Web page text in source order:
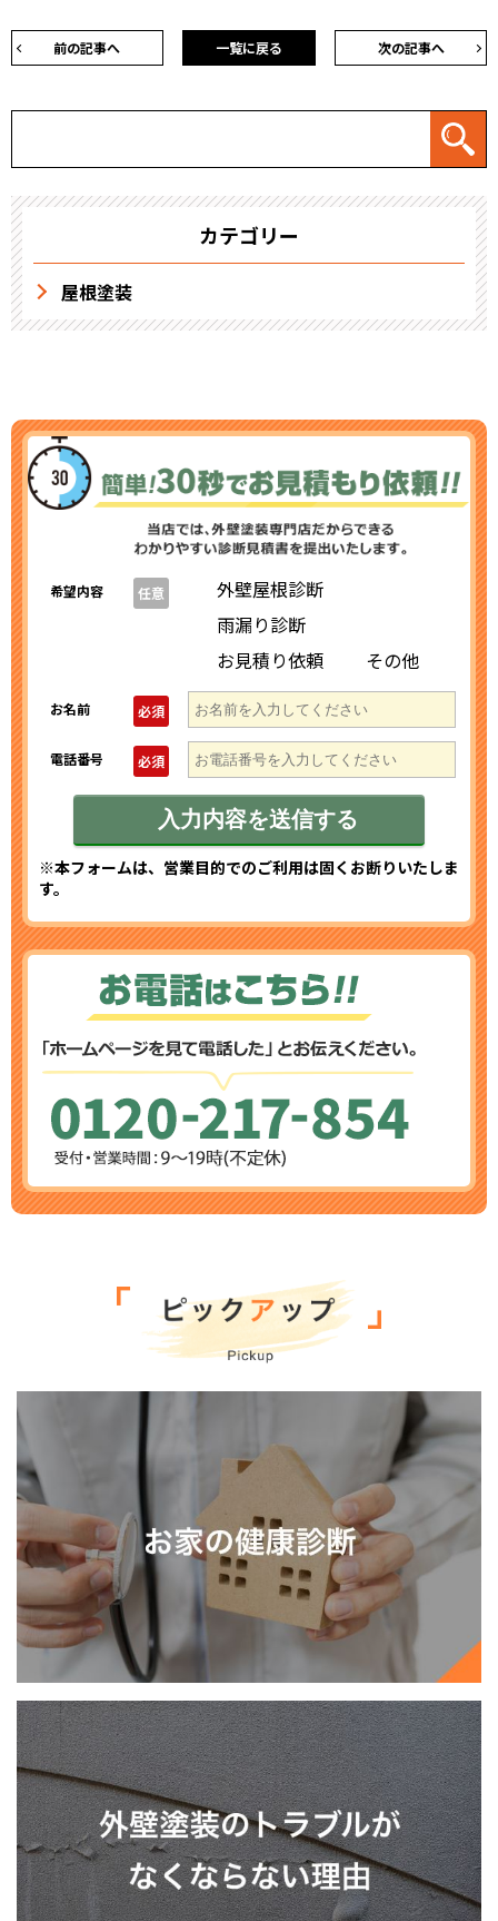
前の記事へ 次の記事へ
一覧に戻る
カテゴリー
屋根塗装
希望内容 任意
外壁屋根診断
雨漏り診断
お見積り依頼
その他
お名前 必須
電話番号 必須
※本フォームは、営業目的でのご利用は固くお断りいたしま
す。